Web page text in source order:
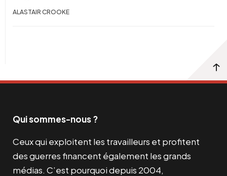
ALASTAIR CROOKE
Qui sommes-nous ?
Ceux qui exploitent les travailleurs et profitent
des guerres financent également les grands
médias. C’est pourquoi depuis 2004,